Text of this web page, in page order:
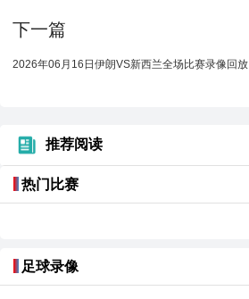
下一篇
2026年06月16日伊朗VS新西兰全场比赛录像回放
推荐阅读
热门比赛
足球录像